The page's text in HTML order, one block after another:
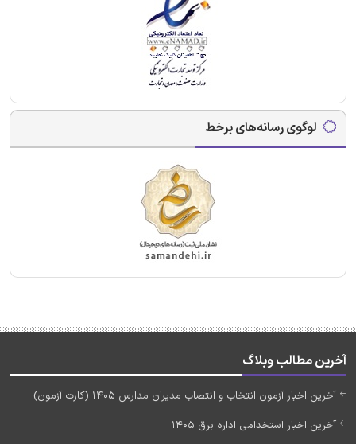
لوگوی رسانه‌های برخط
آخرین مطالب وبلاگ
آخرین اخبار آزمون انتخاب و انتصاب مدیران مدارس 1405 (کارت آزمون)
آخرین اخبار استخدامی اداره برق 1405